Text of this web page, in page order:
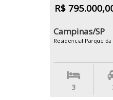
R$
Campinas/SP
Residencial Parque da
3